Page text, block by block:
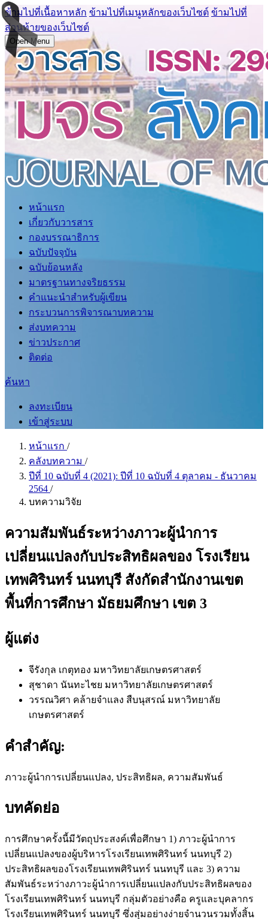
ข้ามไปที่เนื้อหาหลัก ข้ามไปที่เมนูหลักของเว็บไซต์ ข้ามไปที่
ส่วนท้ายของเว็บไซต์
Open Menu
หน้าแรก
เกี่ยวกับวารสาร
กองบรรณาธิการ
ฉบับปัจจุบัน
ฉบับย้อนหลัง
มาตรฐานทางจริยธรรม
คำแนะนำสำหรับผู้เขียน
กระบวนการพิจารณาบทความ
ส่งบทความ
ข่าวประกาศ
ติดต่อ
ค้นหา
ลงทะเบียน
เข้าสู่ระบบ
หน้าแรก /
คลังบทความ /
ปีที่ 10 ฉบับที่ 4 (2021): ปีที่ 10 ฉบับที่ 4 ตุลาคม - ธันวาคม
2564 /
บทความวิจัย
ความสัมพันธ์ระหว่างภาวะผู้นำการ
เปลี่ยนแปลงกับประสิทธิผลของ โรงเรียน
เทพศิรินทร์ นนทบุรี สังกัดสำนักงานเขต
พื้นที่การศึกษา มัธยมศึกษา เขต 3
ผู้แต่ง
จีรังกุล เกตุทอง มหาวิทยาลัยเกษตรศาสตร์
สุชาดา นันทะไชย มหาวิทยาลัยเกษตรศาสตร์
วรรณวิศา คล้ายจำแลง สืบนุสรณ์ มหาวิทยาลัย
เกษตรศาสตร์
คำสำคัญ:
ภาวะผู้นำการเปลี่ยนแปลง, ประสิทธิผล, ความสัมพันธ์
บทคัดย่อ
การศึกษาครั้งนี้มีวัตถุประสงค์เพื่อศึกษา 1) ภาวะผู้นำการ
เปลี่ยนแปลงของผู้บริหารโรงเรียนเทพศิรินทร์ นนทบุรี 2)
ประสิทธิผลของโรงเรียนเทพศิรินทร์ นนทบุรี และ 3) ความ
สัมพันธ์ระหว่างภาวะผู้นำการเปลี่ยนแปลงกับประสิทธิผลของ
โรงเรียนเทพศิรินทร์ นนทบุรี กลุ่มตัวอย่างคือ ครูและบุคลากร
โรงเรียนเทพศิรินทร์ นนทบุรี ซึ่งสุ่มอย่างง่ายจำนวนรวมทั้งสิ้น